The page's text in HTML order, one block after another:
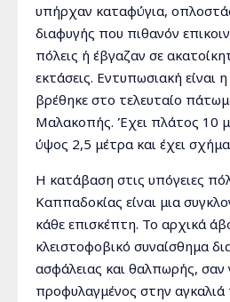
υπήρχαν καταφύγια,
διαφυγής που πιθανόν
πόλεις ή έβγαζαν σε
εκτάσεις. Εντυπωσιακή είναι
βρέθηκε στο τελευταίο
Μαλακοπής. Έχει πλάτος 10
ύψος 2,5 μέτρα και έχει
Η κατάβαση στις υπόγειες
Καππαδοκίας είναι μια
κάθε επισκέπτη. Το αρχικά
κλειστοφοβικό συναίσθημα
ασφάλειας και θαλπωρής, σαν
προφυλαγμένος στην αγκαλιά